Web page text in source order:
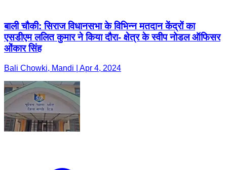
बाली चौकी: सिराज विधानसभा के विभिन्न मतदान केंद्रों का
एसडीएम ललित कुमार ने किया दौरा- क्षेत्र के स्वीप नोडल ऑफिसर
ओंकार सिंह
Bali Chowki, Mandi | Apr 4, 2024